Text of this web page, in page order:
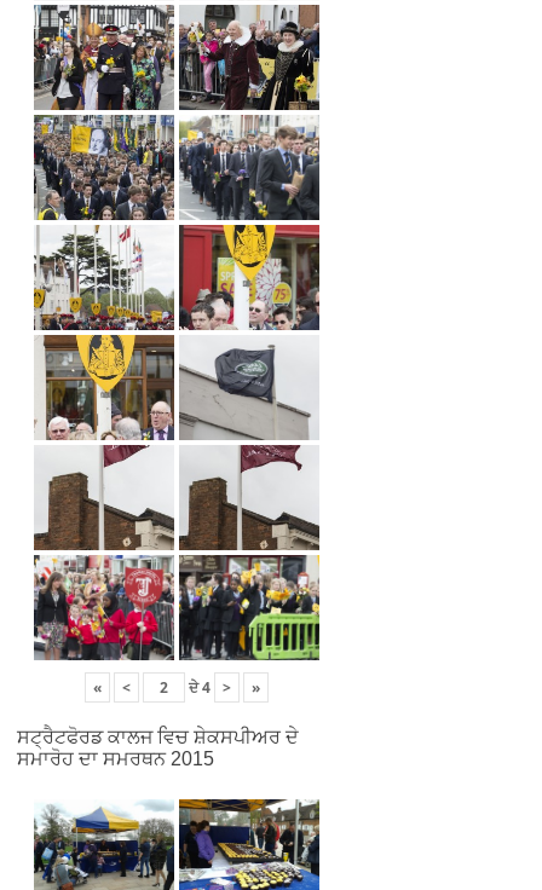
« < ਦੇ4 > »
ਸਟ੍ਰੈਟਫੋਰਡ ਕਾਲਜ ਵਿਚ ਸ਼ੇਕਸਪੀਅਰ ਦੇ
ਸਮਾਰੋਹ ਦਾ ਸਮਰਥਨ 2015